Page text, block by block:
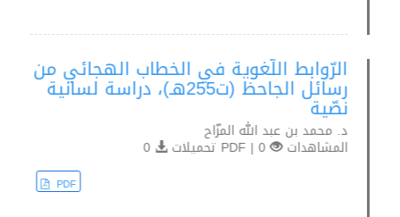
الرّوابط اللّغوية في الخطاب الهجائي من
رسائل الجاحظ (ت255هـ)، دراسة لسانية
نصّية
د. محمد بن عبد الله المزّاح
المشاهدات 0 | PDF تحميلات
PDF